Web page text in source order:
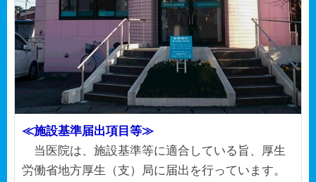
≪施設基準届出項目等≫
当医院は、施設基準等に適合している旨、厚生
労働省地方厚生（支）局に届出を行っています。